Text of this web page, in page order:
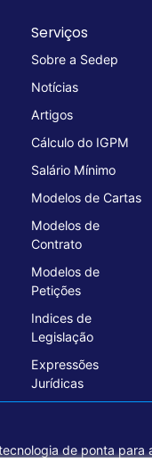
Serviços
Sobre a Sedep
Notícias
Artigos
Cálculo do IGPM
Salário Mínimo
Modelos de Cartas
Modelos de
Contrato
Modelos de
Petições
Indices de
Legislação
Expressões
Jurídicas
de ponta